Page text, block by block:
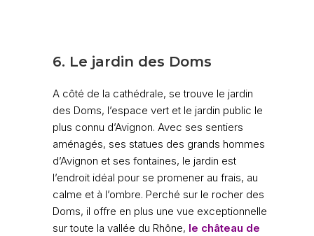
6. Le jardin des Doms
A côté de la cathédrale, se trouve le jardin
des Doms, l’espace vert et le jardin public le
plus connu d’Avignon. Avec ses sentiers
aménagés, ses statues des grands hommes
d’Avignon et ses fontaines, le jardin est
l’endroit idéal pour se promener au frais, au
calme et à l’ombre. Perché sur le rocher des
Doms, il offre en plus une vue exceptionnelle
sur toute la vallée du Rhône, le château de